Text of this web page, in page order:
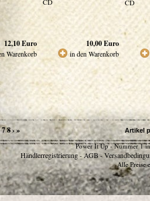
12,10Euro
Warenkorb
10,00Euro
in den Warenkorb
CD
78›» Artikel
Power It Up - Nummer 1
Händlerregistrierung - AGB -
Alle Preise